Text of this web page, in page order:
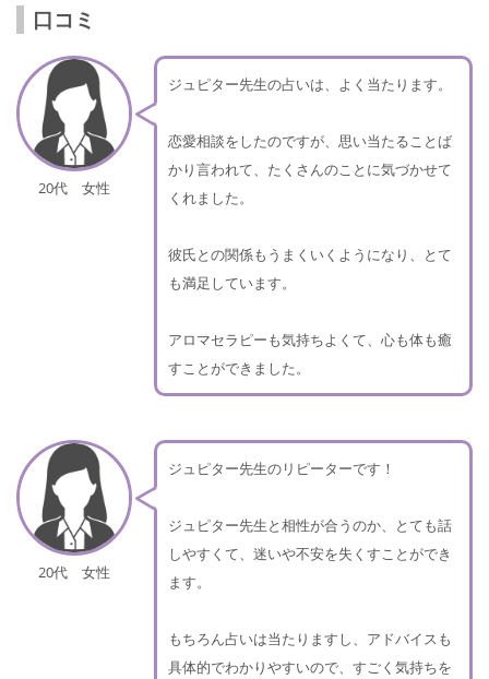
口コミ
20代 女性
ジュピター先生の占いは、よく当たります。
恋愛相談をしたのですが、思い当たることば
かり言われて、たくさんのことに気づかせて
くれました。
彼氏との関係もうまくいくようになり、とて
も満足しています。
アロマセラピーも気持ちよくて、心も体も癒
すことができました。
20代 女性
ジュピター先生のリピーターです！
ジュピター先生と相性が合うのか、とても話
しやすくて、迷いや不安を失くすことができ
ます。
もちろん占いは当たりますし、アドバイスも
具体的でわかりやすいので、すごく気持ちを